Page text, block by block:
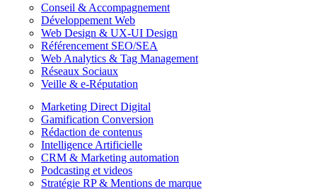
Conseil & Accompagnement
Développement Web
Web Design & UX-UI Design
Référencement SEO/SEA
Web Analytics & Tag Management
Réseaux Sociaux
Veille & e-Réputation
Marketing Direct Digital
Gamification Conversion
Rédaction de contenus
Intelligence Artificielle
CRM & Marketing automation
Podcasting et videos
Stratégie RP & Mentions de marque